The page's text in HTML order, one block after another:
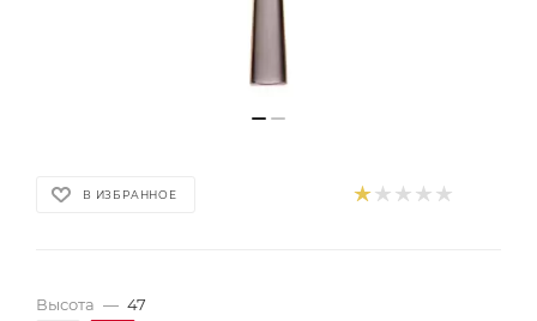
В ИЗБРАННОЕ
Высота — 47